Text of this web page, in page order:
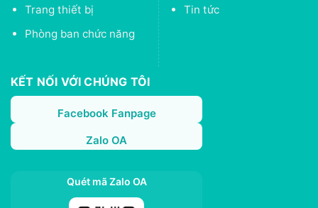
Trang thiết bị
Phòng ban chức năng
Tin tức
KẾT NỐI VỚI CHÚNG TÔI
Facebook Fanpage
Zalo OA
Quét mã Zalo OA